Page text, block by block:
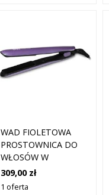
WAD FIOLETOWA
PROSTOWNICA DO
WŁOSÓW W
KANTYNIE
309,00 zł
1 oferta